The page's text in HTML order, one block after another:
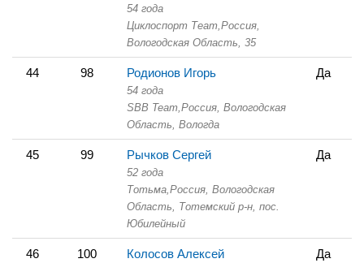
54 года
Циклоспорт Теаm, Россия,
Вологодская Область, 35
44 98 Родионов Игорь
54 года
SBB Team, Россия, Вологодская
Область, Вологда
Да
45 99 Рычков Сергей
52 года
Тотьма, Россия, Вологодская
Область,
Тотемский р-н, пос.
Юбилейный
Да
46 100 Колосов Алексей Да